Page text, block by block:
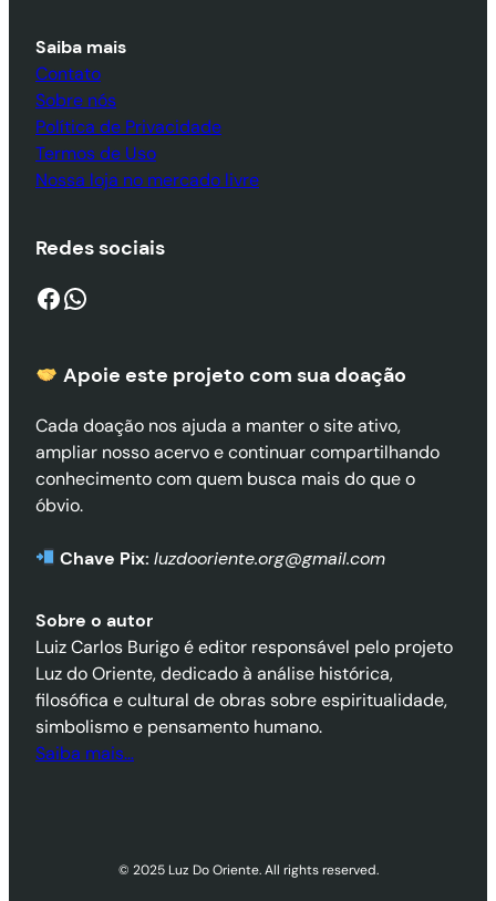
Saiba mais
Contato
Sobre nós
Política de Privacidade
Termos de Uso
Nossa loja no mercado livre
Redes sociais
Facebook WhatsApp
Apoie este projeto com sua doação
Cada doação nos ajuda a manter o site ativo,
ampliar nosso acervo e continuar compartilhando
conhecimento com quem busca mais do que o
óbvio.
Chave Pix: luzdooriente.org@gmail.com
Sobre o autor
Luiz Carlos Burigo é editor responsável pelo projeto
Luz do Oriente, dedicado à análise histórica,
filosófica e cultural de obras sobre espiritualidade,
simbolismo e pensamento humano.
Saiba mais…
© 2025 Luz Do Oriente. All rights reserved.